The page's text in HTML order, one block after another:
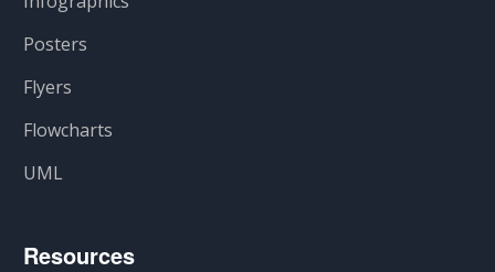
Posters
Flyers
Flowcharts
UML
Resources